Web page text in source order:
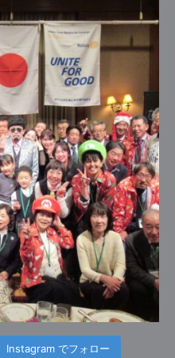
Instagram でフォロー